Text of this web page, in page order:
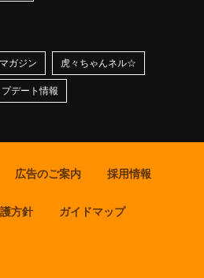
ガジン 虎々ちゃんネル☆
デート情報
広告のご案内 採用情報
方針 ガイドマップ